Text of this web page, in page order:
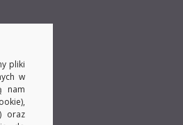
pliki
w
nam
oraz